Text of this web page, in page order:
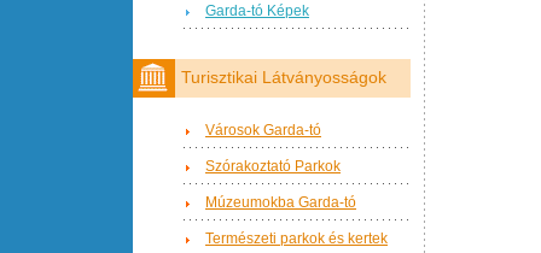
Garda-tó Képek
Turisztikai Látványosságok
Városok Garda-tó
Szórakoztató Parkok
Múzeumokba Garda-tó
Természeti parkok és kertek